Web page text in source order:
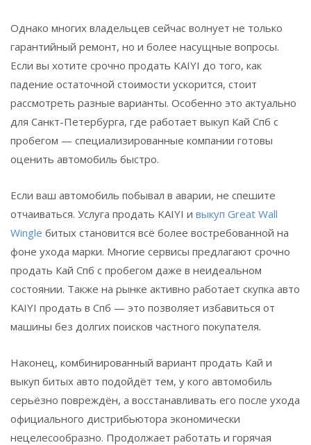
Однако многих владельцев сейчас волнует не только
гарантийный ремонт, но и более насущные вопросы.
Если вы хотите срочно продать KAIYI до того, как
падение остаточной стоимости ускорится, стоит
рассмотреть разные варианты. Особенно это актуально
для Санкт-Петербурга, где работает выкуп Кай Спб с
пробегом — специализированные компании готовы
оценить автомобиль быстро.
Если ваш автомобиль побывал в аварии, не спешите
отчаиваться. Услуга продать KAIYI и выкуп Great Wall
Wingle битых становится всё более востребованной на
фоне ухода марки. Многие сервисы предлагают срочно
продать Кай Спб с пробегом даже в неидеальном
состоянии. Также на рынке активно работает скупка авто
KAIYI продать в Спб — это позволяет избавиться от
машины без долгих поисков частного покупателя.
Наконец, комбинированный вариант продать Кай и
выкуп битых авто подойдёт тем, у кого автомобиль
серьёзно повреждён, а восстанавливать его после ухода
официального дистрибьютора экономически
нецелесообразно. Продолжает работать и горячая